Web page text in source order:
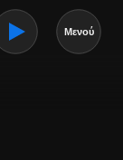
Μενού